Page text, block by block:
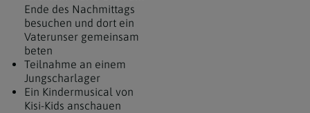
Ende des Nachmittags
besuchen und dort ein
Vaterunser gemeinsam
beten
Teilnahme an einem
Jungscharlager
Ein Kindermusical von
Kisi-Kids anschauen